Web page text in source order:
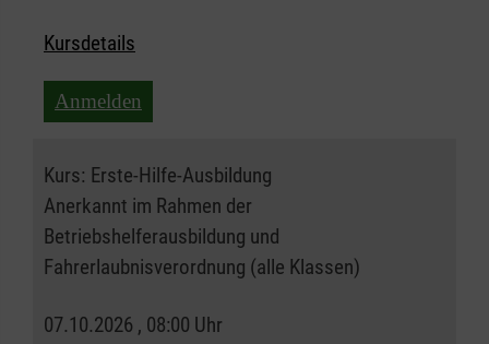
Kursdetails
Anmelden
Kurs: Erste-Hilfe-Ausbildung
Anerkannt im Rahmen der
Betriebshelferausbildung und
Fahrerlaubnisverordnung (alle Klassen)
07.10.2026 , 08:00 Uhr